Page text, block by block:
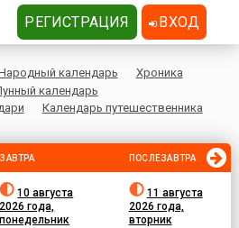
календарь
Хроника
календарь
Календарь путешественника
ЗАВТРА
10 августа
2026 года,
понедельник
ПОСЛЕЗАВТРА
11 августа
2026 года,
вторник
РЕГИСТРАЦИЯ ВХОД